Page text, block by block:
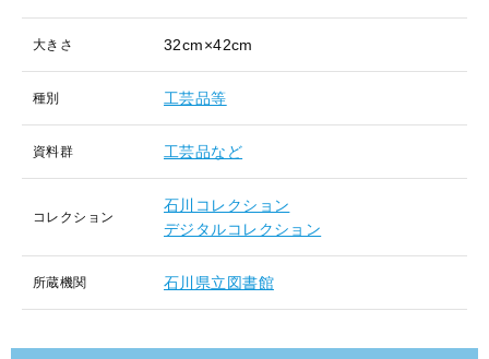
大きさ 32cm×42cm
種別 工芸品等
資料群 工芸品など
コレクション
石川コレクション
デジタルコレクション
所蔵機関 石川県立図書館